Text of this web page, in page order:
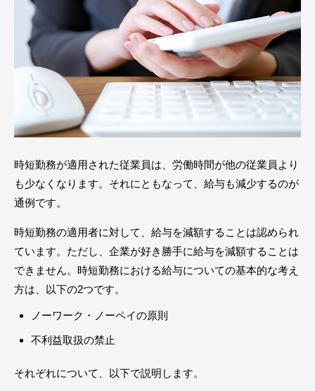
時短勤務が適用された従業員は、労働時間が他の従業員より
も少なくなります。それにともなって、給与も減少するのが
通例です。
時短勤務の適用者に対して、給与を減額することは認められ
ています。ただし、企業が好き勝手に給与を減額することは
できません。時短勤務における給与についての基本的な考え
方は、以下の2つです。
ノーワーク・ノーペイの原則
不利益取扱の禁止
それぞれについて、以下で説明します。